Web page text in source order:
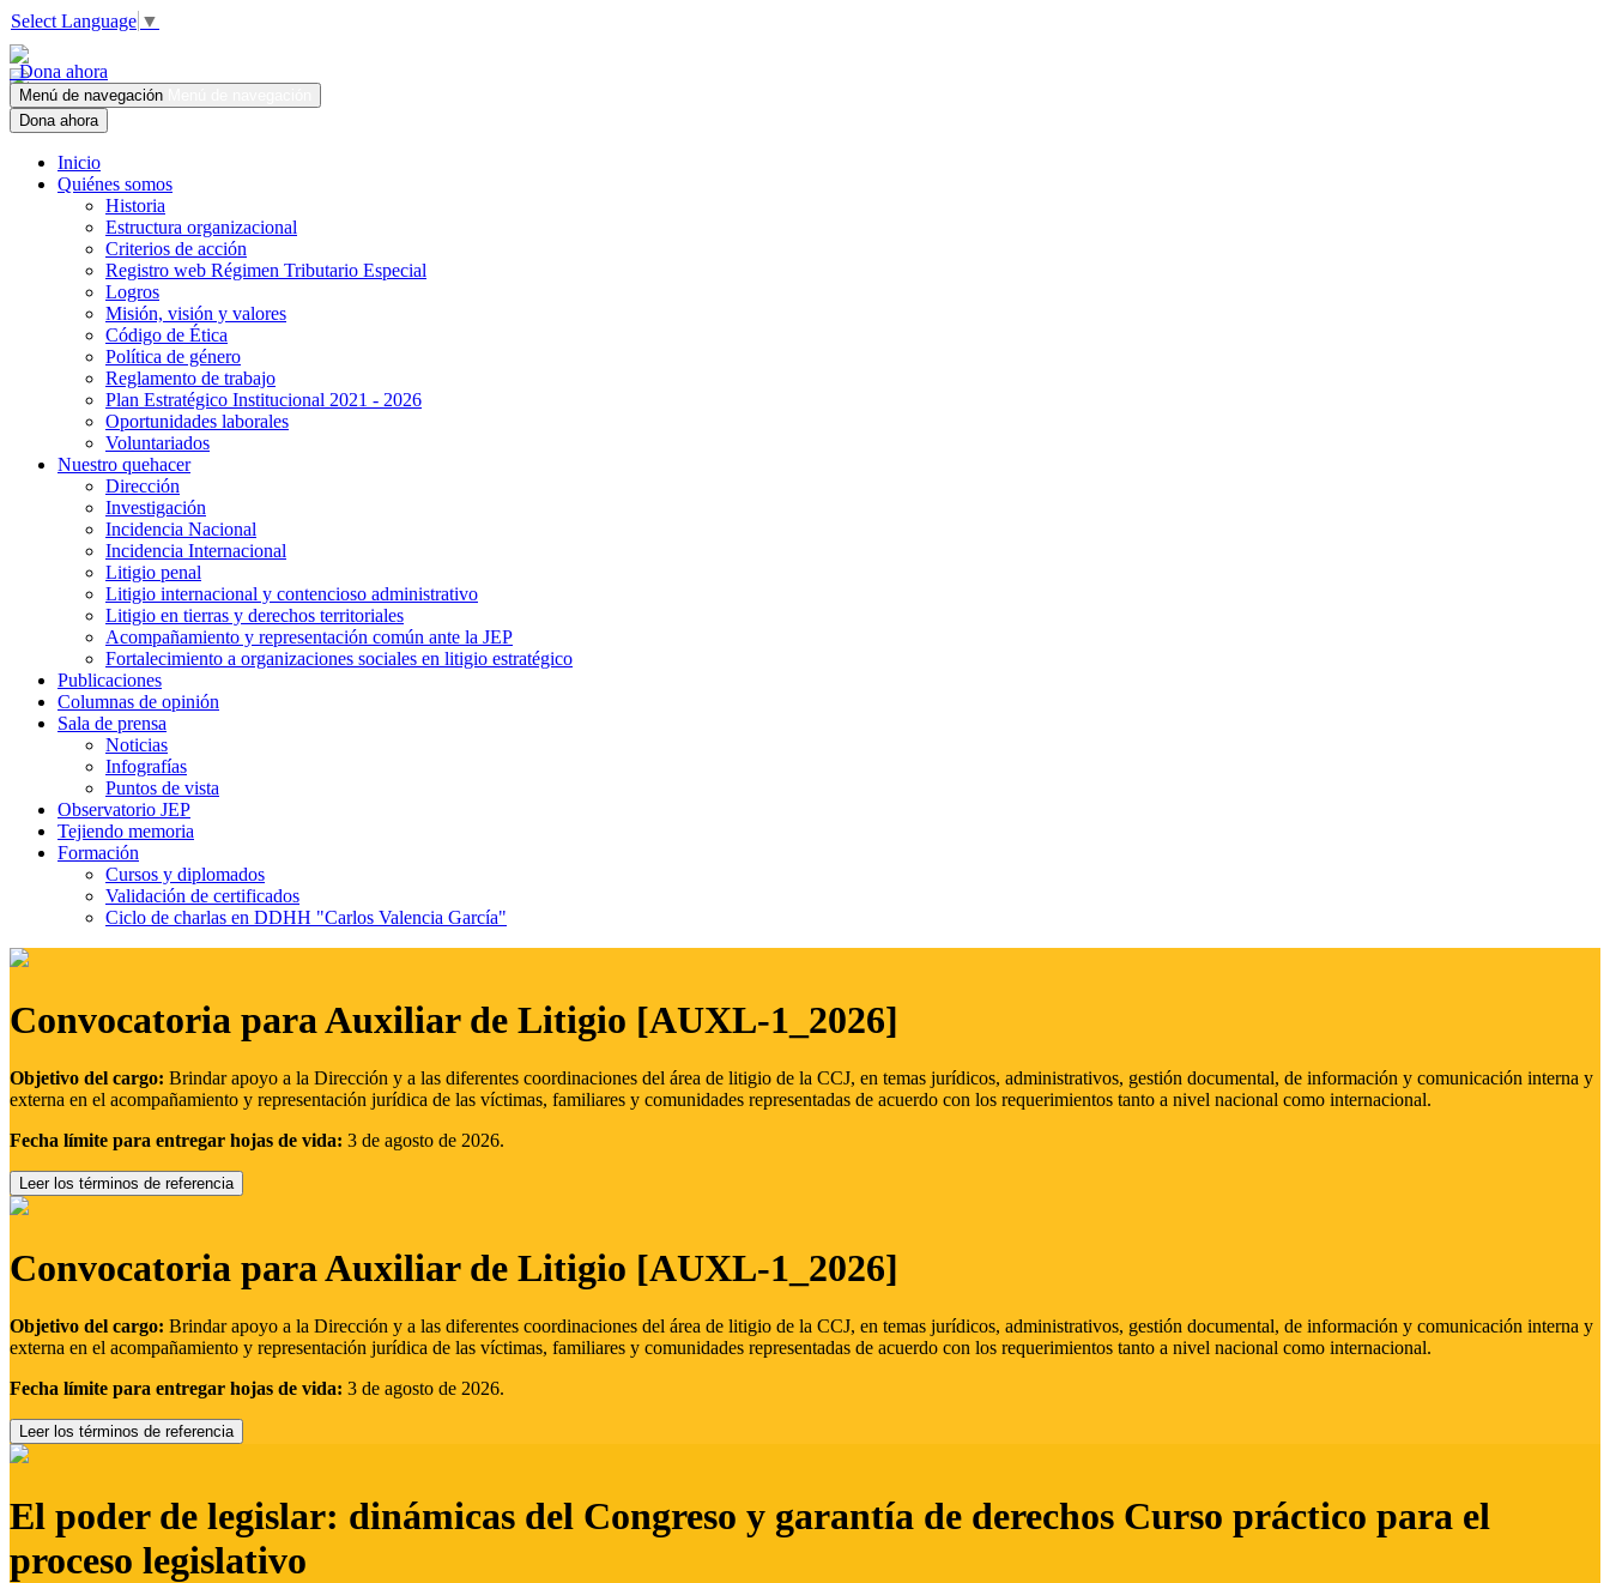
Select Language ▼
Dona ahora
Menú de navegación
Dona ahora
Inicio
Quiénes somos
Historia
Estructura organizacional
Criterios de acción
Registro web Régimen Tributario Especial
Logros
Misión, visión y valores
Código de Ética
Política de género
Reglamento de trabajo
Plan Estratégico Institucional 2021 - 2026
Oportunidades laborales
Voluntariados
Nuestro quehacer
Dirección
Investigación
Incidencia Nacional
Incidencia Internacional
Litigio penal
Litigio internacional y contencioso administrativo
Litigio en tierras y derechos territoriales
Acompañamiento y representación común ante la JEP
Fortalecimiento a organizaciones sociales en litigio estratégico
Publicaciones
Columnas de opinión
Sala de prensa
Noticias
Infografías
Puntos de vista
Observatorio JEP
Tejiendo memoria
Formación
Cursos y diplomados
Validación de certificados
Ciclo de charlas en DDHH "Carlos Valencia García"
Convocatoria para Auxiliar de Litigio [AUXL-1_2026]
Objetivo del cargo: Brindar apoyo a la Dirección y a las diferentes coordinaciones del área de litigio de la CCJ, en temas jurídicos, administrativos, gestión documental, de información y comunicación interna y
externa en el acompañamiento y representación jurídica de las víctimas, familiares y comunidades representadas de acuerdo con los requerimientos tanto a nivel nacional como internacional.
Fecha límite para entregar hojas de vida: 3 de agosto de 2026.
Leer los términos de referencia
Convocatoria para Auxiliar de Litigio [AUXL-1_2026]
Objetivo del cargo: Brindar apoyo a la Dirección y a las diferentes coordinaciones del área de litigio de la CCJ, en temas jurídicos, administrativos, gestión documental, de información y comunicación interna y
externa en el acompañamiento y representación jurídica de las víctimas, familiares y comunidades representadas de acuerdo con los requerimientos tanto a nivel nacional como internacional.
Fecha límite para entregar hojas de vida: 3 de agosto de 2026.
Leer los términos de referencia
El poder de legislar: dinámicas del Congreso y garantía de derechos Curso práctico para el
proceso legislativo